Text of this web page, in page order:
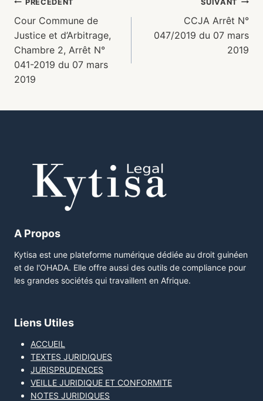
PRÉCÉDENT
Cour Commune de
Justice et d’Arbitrage,
Chambre 2, Arrêt N°
041-2019 du 07 mars
2019
SUIVANT
CCJA Arrêt N°
047/2019 du 07 mars
2019
A Propos
Kytisa est une plateforme numérique dédiée au droit guinéen
et de l'OHADA. Elle offre aussi des outils de compliance pour
les grandes sociétés qui travaillent en Afrique.
Liens Utiles
ACCUEIL
TEXTES JURIDIQUES
JURISPRUDENCES
VEILLE JURIDIQUE ET CONFORMITE
NOTES JURIDIQUES